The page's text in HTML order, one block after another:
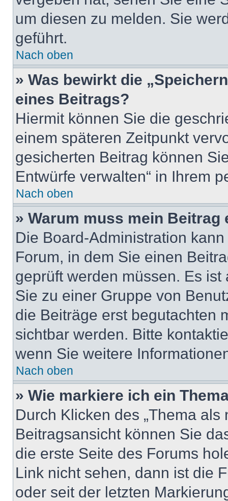
um diesen zu melden. Sie
geführt.
Nach oben
» Was bewirkt die
eines Beitrags?
Hiermit können Sie die
einem späteren Zeitpunkt
gesicherten Beitrag können
Entwürfe verwalten“ in Ihrem
Nach oben
» Warum muss mein
Die Board-Administration
Forum, in dem Sie einen
geprüft werden müssen. Es
Sie zu einer Gruppe von
die Beiträge erst begutachten
sichtbar werden. Bitte
wenn Sie weitere
Nach oben
» Wie markiere ich ein
Durch Klicken des „Thema
Beitragsansicht können Sie
die erste Seite des Forums
Link nicht sehen, dann ist die
oder seit der letzten